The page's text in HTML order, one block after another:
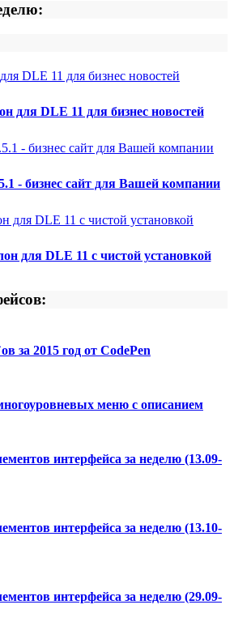
для DLE 11 для бизнес новостей
- бизнес сайт для Вашей компании
для DLE 11 с чистой установкой
за 2015 год от CodePen
меню с описанием
интерфейса за неделю (13.09-
интерфейса за неделю (13.10-
интерфейса за неделю (29.09-